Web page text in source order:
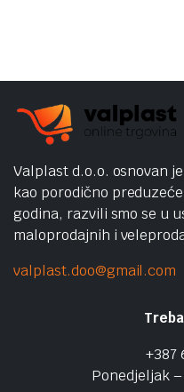
Valplast d.o.o. osnovan
kao porodično
godina, razvili smo se u
maloprodajnih i
valplast.doo@gmail.com
+387
Ponedjeljak